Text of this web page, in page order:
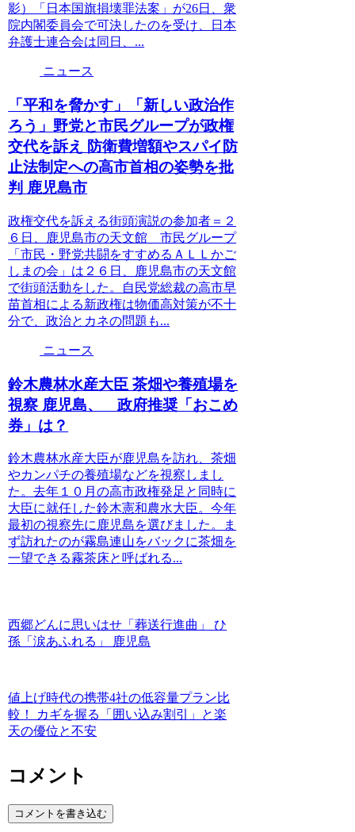
影）「日本国旗損壊罪法案」が26日、衆
院内閣委員会で可決したのを受け、日本
弁護士連合会は同日、...
ニュース
「平和を脅かす」「新しい政治作
ろう」野党と市民グループが政権
交代を訴え 防衛費増額やスパイ防
止法制定への高市首相の姿勢を批
判 鹿児島市
政権交代を訴える街頭演説の参加者＝２
６日、鹿児島市の天文館 市民グループ
「市民・野党共闘をすすめるＡＬＬかご
しまの会」は２６日、鹿児島市の天文館
で街頭活動をした。自民党総裁の高市早
苗首相による新政権は物価高対策が不十
分で、政治とカネの問題も...
ニュース
鈴木農林水産大臣 茶畑や養殖場を
視察 鹿児島、 政府推奨「おこめ
券」は？
鈴木農林水産大臣が鹿児島を訪れ、茶畑
やカンパチの養殖場などを視察しまし
た。去年１０月の高市政権発足と同時に
大臣に就任した鈴木憲和農水大臣。今年
最初の視察先に鹿児島を選びました。ま
ず訪れたのが霧島連山をバックに茶畑を
一望できる霧茶床と呼ばれる...
西郷どんに思いはせ「葬送行進曲」 ひ
孫「涙あふれる」 鹿児島
値上げ時代の携帯4社の低容量プラン比
較！ カギを握る「囲い込み割引」と楽
天の優位と不安
コメント
コメントを書き込む